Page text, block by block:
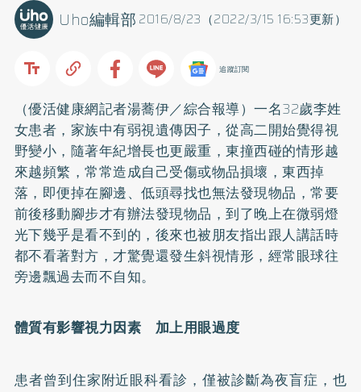
2016/8/23（2022/3/15 16:53更新）
Uho編輯部
追蹤訂閱
（優活健康網記者湯蕎伊／綜合報導）一名32歲李姓
女患者，家族中有弱視遺傳因子，從高二開始覺得視
野變小，隨著年紀增長也更嚴重，東撞西碰的情形越
來越頻繁，常常造成自己受傷或物品損壞，東西掉
落，即便掉在腳邊、低頭尋找也無法發現物品，常要
前後移動腳步才有辦法發現物品，到了晚上在微弱燈
光下幾乎是看不到的，後來也被朋友指出跟人講話時
都不看著對方，才驚覺還發生斜視情形，經常眼球往
旁邊飄過去而不自知。
體質有影響視力因素 加上用眼過度
患者曾到住家附近眼科看診，僅被診斷為夜盲症，也